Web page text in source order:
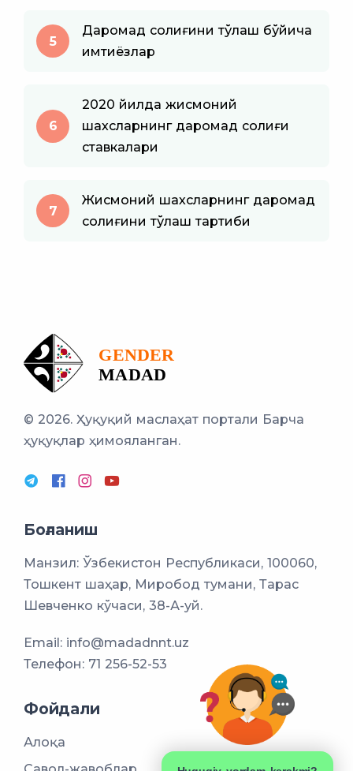
5
Даромад солиғини тўлаш бўйича
имтиёзлар
6
2020 йилда жисмоний
шахсларнинг даромад солиғи
ставкалари
7
Жисмоний шахсларнинг даромад
солиғини тўлаш тартиби
© 2026. Ҳуқуқий маслаҳат портали Барча
ҳуқуқлар ҳимояланган.
Боғланиш
Манзил: Ўзбекистон Республикаси, 100060,
Тошкент шаҳар, Миробод тумани, Тарас
Шевченко кўчаси, 38-А-уй.
Email: info@madadnnt.uz
Телефон: 71 256-52-53
Фойдали
Алоқа